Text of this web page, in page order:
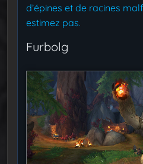
d’épines et de racines
estimez pas.
Furbolg